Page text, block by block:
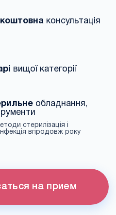
консультація
вищої категорії
обладнання,
стерилізація і
впродовж року
на прием